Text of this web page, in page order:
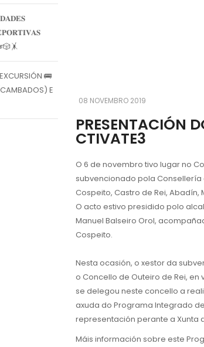
🚌
E
08 NOVEMBRO 2019
PRESENTACIÓN
CTIVATE3
O 6 de novembro tivo lugar no
subvencionado pola Consellería
Cospeito, Castro de Rei,
O acto estivo presidido polo
Manuel Balseiro Orol,
Cospeito.
Nesta ocasión, o xestor da
o Concello de Outeiro de Rei,
se delegou neste concello a
axuda do Programa Integrado
representación perante a Xunta
Máis información sobre este